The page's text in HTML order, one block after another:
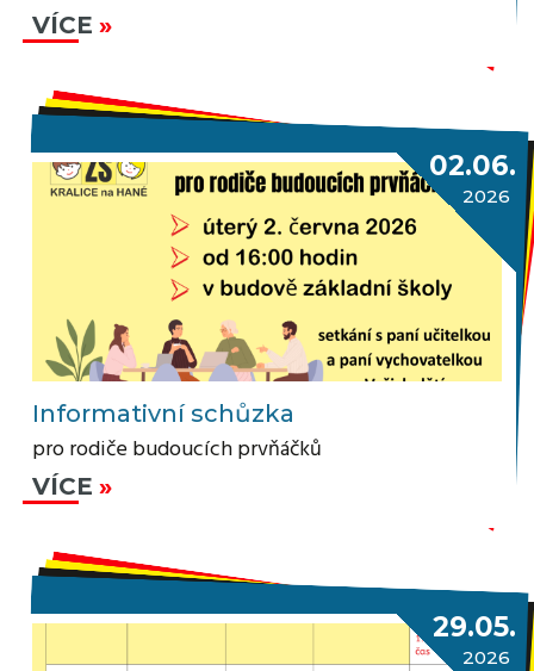
VÍCE
02.06.
2026
Informativní schůzka
pro rodiče budoucích prvňáčků
VÍCE
29.05.
2026